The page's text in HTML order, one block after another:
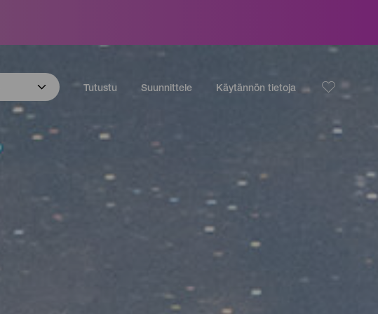
Tutustu Suunnittele Käytännön tietoja